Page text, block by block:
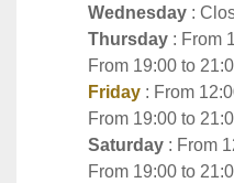
Wednesday :
Thursday : From
From 19:00 to
Friday : From
From 19:00 to
Saturday : From
From 19:00 to